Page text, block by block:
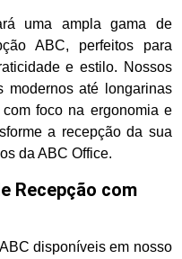
uma ampla gama de
ABC, perfeitos para
e estilo. Nossos
modernos até longarinas
foco na ergonomia e
a recepção da sua
da ABC Office.
Recepção com
disponíveis em nosso